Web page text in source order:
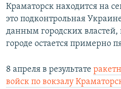
Краматорск находится на
это подконтрольная
данным городских
городе остается примерно
8 апреля в результате
войск по вокзалу